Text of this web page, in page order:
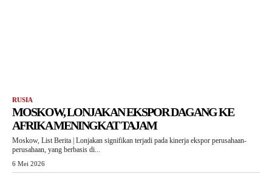
RUSIA
MOSKOW, LONJAKAN EKSPOR DAGANG KE
AFRIKA MENINGKAT TAJAM
Moskow, List Berita | Lonjakan signifikan terjadi pada kinerja ekspor perusahaan-
perusahaan, yang berbasis di...
6 Mei 2026